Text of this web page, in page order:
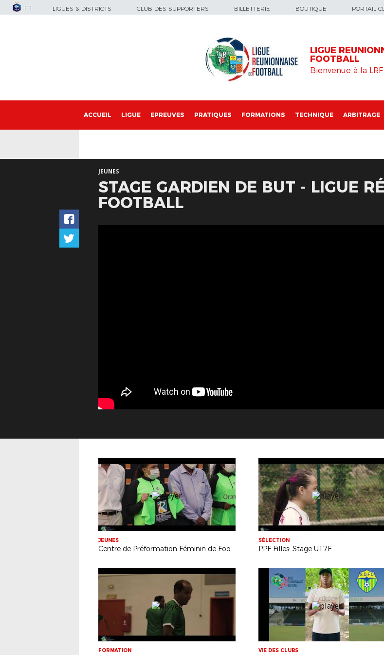
FFF LIGUES & DISTRICTS CLUB DES SUPPORTERS BILLETTERIE BOUTIQUE PORTAIL
LIGUE
FOOTBALL
Bienvenue à la LRF
ACCUEIL LIGUE EPREUVES PRATIQUES FORMATIONS TECHNIQUE ARBITRAGE
JEUNES
STAGE GARDIEN DE BUT - LIGUE
FOOTBALL
JEUNES
Centre de Préformation Féminin de Football: Remise des équipements
SÉLECTION
PPF Filles: Stage U17F
FORMATION VIE DES CLUBS